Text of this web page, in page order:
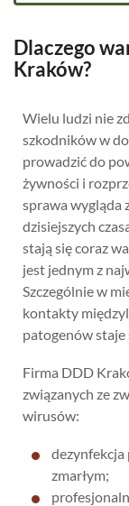
Dlaczego
Kraków?
Wielu ludzi nie
szkodników w
prowadzić do
żywności i
sprawa wygląda
dzisiejszych
stają się coraz
jest jednym z
Szczególnie w
kontakty
patogenów staje
Firma DDD
związanych ze
wirusów:
dezynfekcja
zmarłym;